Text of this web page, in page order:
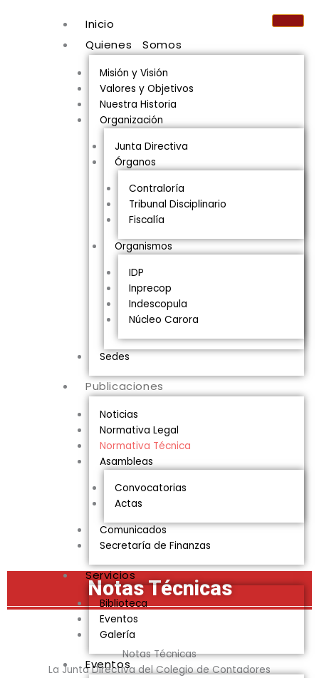
Inicio
Quienes Somos
Misión y Visión
Valores y Objetivos
Nuestra Historia
Organización
Junta Directiva
Órganos
Contraloría
Tribunal Disciplinario
Fiscalía
Organismos
IDP
Inprecop
Indescopula
Núcleo Carora
Sedes
Publicaciones
Noticias
Normativa Legal
Normativa Técnica
Asambleas
Convocatorias
Actas
Comunicados
Secretaría de Finanzas
Servicios
Biblioteca
Eventos
Galería
Eventos
Notas Técnicas
Notas Técnicas
La Junta Directiva del Colegio de Contadores